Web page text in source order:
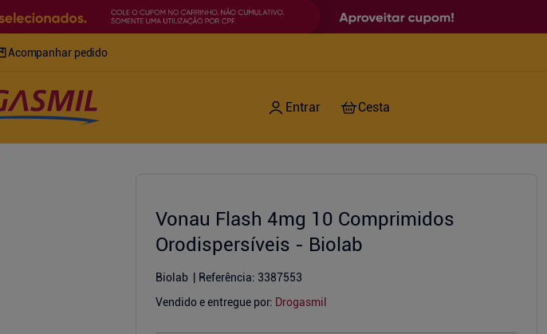
Acompanhar pedido
Vonau Flash 4mg 10 Comprimidos
Orodispersíveis - Biolab
Biolab Referência: 3387553
Vendido e entregue por: Drogasmil